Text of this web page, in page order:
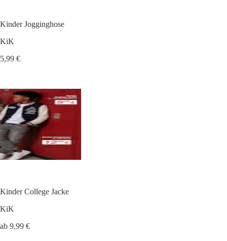
Kinder Jogginghose
KiK
5,99 €
Kinder College Jacke
KiK
ab 9,99 €